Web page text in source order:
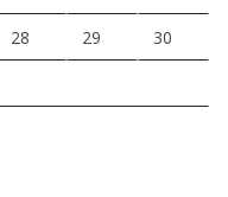
28 29 30